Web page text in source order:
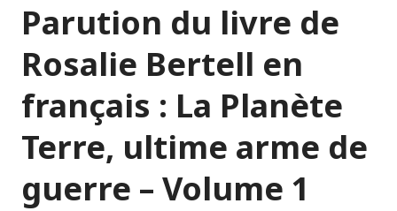
Parution du livre de
Rosalie Bertell en
français : La Planète
Terre, ultime arme de
guerre – Volume 1